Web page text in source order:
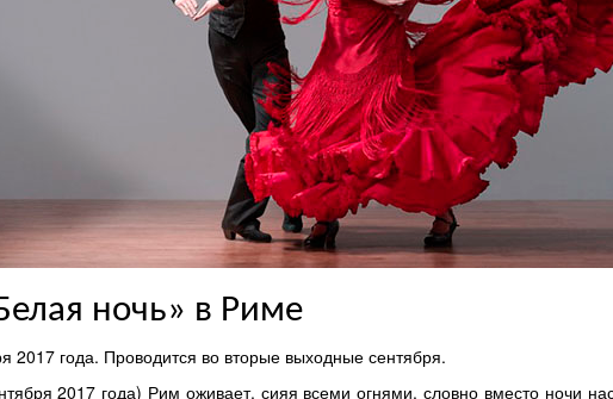
ночь» в Риме
2017 года. Проводится во вторые выходные сентября.
2017 года) Рим оживает, сияя всеми огнями, словно вместо ночи